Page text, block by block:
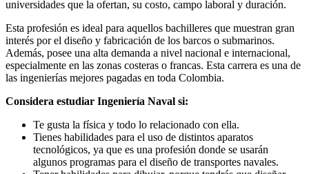
universidades que la ofertan, su costo, campo laboral y duración.
Esta profesión es ideal para aquellos bachilleres que muestran gran
interés por el diseño y fabricación de los barcos o submarinos.
Además, posee una alta demanda a nivel nacional e internacional,
especialmente en las zonas costeras o francas. Esta carrera es una de
las ingenierías mejores pagadas en toda Colombia.
Considera estudiar Ingeniería Naval si:
Te gusta la física y todo lo relacionado con ella.
Tienes habilidades para el uso de distintos aparatos
tecnológicos, ya que es una profesión donde se usarán
algunos programas para el diseño de transportes navales.